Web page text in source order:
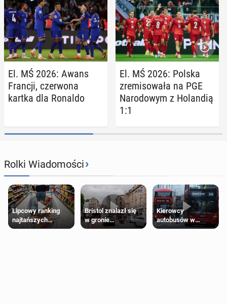
El. MŚ 2026: Awans
Francji, czer­wo­na
kartka dla Ronaldo
El. MŚ 2026: Polska
zre­mi­so­wa­ła na PGE
Na­ro­do­wym z Ho­lan­dią
1:1
Rolki Wiadomości›
Lipcowy ranking
najtańszych
supermarketów
Bristol znalazł się
w gronie
najlepszych
Kierowcy
autobusów w
Londynie